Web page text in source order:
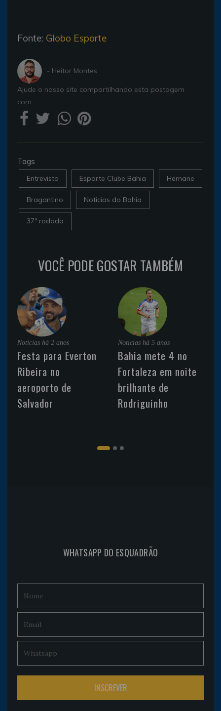
Fonte: Globo Esporte
- Heitor Montes
Ajude o nosso site compartilhando esta postagem
com
Tags
Entrevista Esporte Clube Bahia Hernane
Bragantino Noticias do Bahia
37ª rodada
VOCÊ PODE GOSTAR TAMBÉM
Noticias há 2 anos
Festa para Everton
Ribeira no
aeroporto de
Salvador
Noticias há 5 anos
Bahia mete 4 no
Fortaleza em noite
brilhante de
Rodriguinho
WHATSAPP DO ESQUADRÃO